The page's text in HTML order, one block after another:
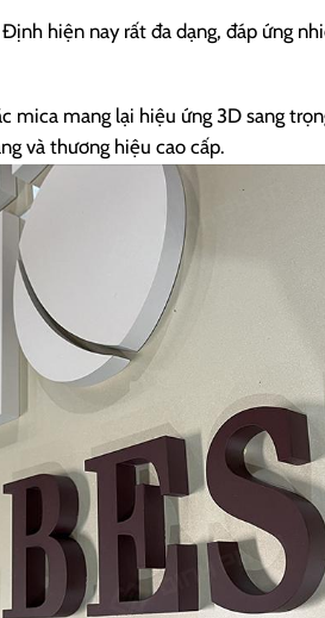
hiện nay rất đa dạng, đáp ứng
mica mang lại hiệu ứng 3D sang
và thương hiệu cao cấp.